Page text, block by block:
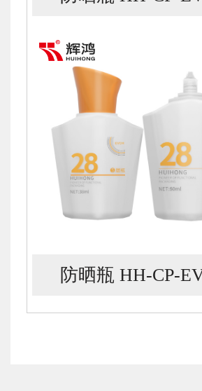
防晒瓶 HH-CP-